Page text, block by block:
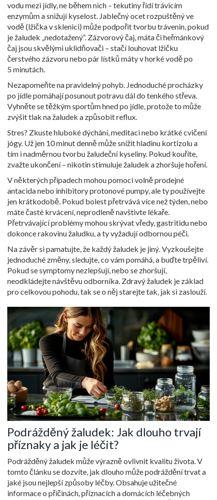
vodu mezi jídly, ne během nich – tekutiny řídí trávicím
enzymům a snižují kyselost. Jablečný ocet rozpuštěný ve
vodě (lžička v sklenici) může podpořit tvorbu trávenin, pokud
je žaludek „nedotažený“. Zázvorový čaj, máta či heřmánkový
čaj jsou skvělými uklidňovači – stačí louhovat lžičku
čerstvého zázvoru nebo pár lístků máty v horké vodě po
5 minutách.
Nezapomeňte na pravidelný pohyb. Jednoduché procházky
po jídle pomáhají posunout potravu dál do tenkého střeva.
Vyhněte se těžkým sportům hned po jídle, protože to může
zvýšit tlak na žaludek a způsobit reflux.
Stres? Zkuste hluboké dýchání, meditaci nebo krátké cvičení
jógy. Už jen 10 minut denně může snížit hladinu kortizolu a
tím i nadměrnou tvorbu žaludeční kyseliny. Pokud kouříte,
zvažte ukončení – nikotin stimuluje žaludek a zhoršuje hoření.
V některých případech mohou pomoci volně prodejné
antacida nebo inhibitory protonové pumpy, ale ty používejte
jen krátkodobě. Pokud bolest přetrvává více než týden, nebo
máte časté krvácení, neprodleně navštivte lékaře.
Přetrvávající problémy mohou skrývat vředy, gastritidu nebo
dokonce rakovinu žaludku, a ty vyžadují odbornou péči.
Na závěr si pamatujte, že každý žaludek je jiný. Vyzkoušejte
jednoduché změny, sledujte, co vám pomáhá, a buďte trpěliví.
Pokud se symptomy nezlepšují, nebo se zhoršují,
neodkládejte návštěvu odborníka. Zdravý žaludek je základ
pro celkovou pohodu, tak se o něj starejte tak, jak si zaslouží.
Podrážděný žaludek: Jak dlouho trvají
příznaky a jak je léčit?
Podrážděný žaludek může výrazně ovlivnit kvalitu života. V
tomto článku se dozvíte, jak dlouho může podráždění trvat a
jaké jsou nejlepší způsoby léčby. Obsahuje užitečné
informace o příčinách, příznacích a domácích léčebných